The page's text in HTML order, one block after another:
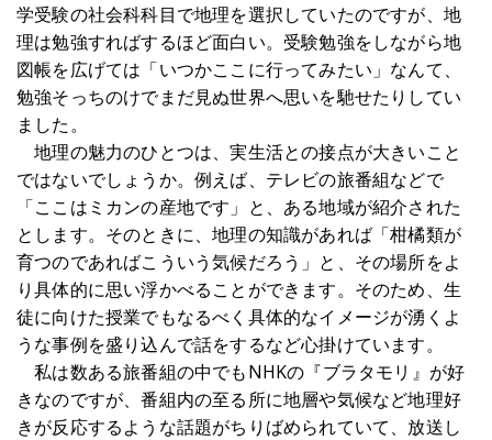
学受験の社会科科目で地理を選択していたのですが、地
理は勉強すればするほど面白い。受験勉強をしながら地
図帳を広げては「いつかここに行ってみたい」なんて、
勉強そっちのけでまだ見ぬ世界へ思いを馳せたりしてい
ました。
地理の魅力のひとつは、実生活との接点が大きいこと
ではないでしょうか。例えば、テレビの旅番組などで
「ここはミカンの産地です」と、ある地域が紹介された
とします。そのときに、地理の知識があれば「柑橘類が
育つのであればこういう気候だろう」と、その場所をよ
り具体的に思い浮かべることができます。そのため、生
徒に向けた授業でもなるべく具体的なイメージが湧くよ
うな事例を盛り込んで話をするなど心掛けています。
私は数ある旅番組の中でもNHKの『ブラタモリ』が好
きなのですが、番組内の至る所に地層や気候など地理好
きが反応するような話題がちりばめられていて、放送し